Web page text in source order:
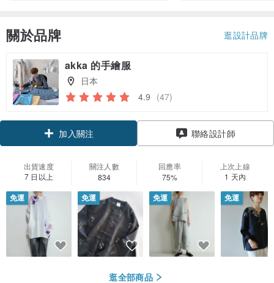
關於品牌 逛設計品牌
akka 的手繪服
日本
4.9 (47)
加入關注 聯絡設計師
出貨速度
7 日以上
關注人數
834
回應率
75%
上次上線
1 天內
免運 免運 免運 免運
逛全部商品